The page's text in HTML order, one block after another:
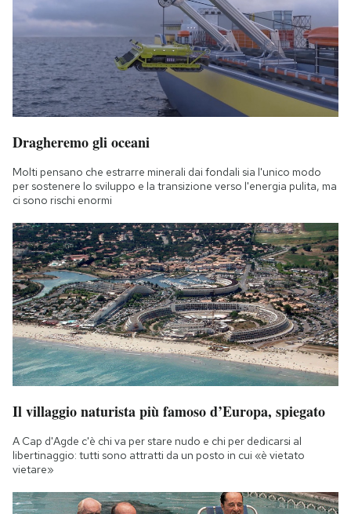
Dragheremo gli oceani
Molti pensano che estrarre minerali dai fondali sia l'unico modo
per sostenere lo sviluppo e la transizione verso l'energia pulita, ma
ci sono rischi enormi
Il villaggio naturista più famoso d’Europa, spiegato
A Cap d'Agde c'è chi va per stare nudo e chi per dedicarsi al
libertinaggio: tutti sono attratti da un posto in cui «è vietato
vietare»